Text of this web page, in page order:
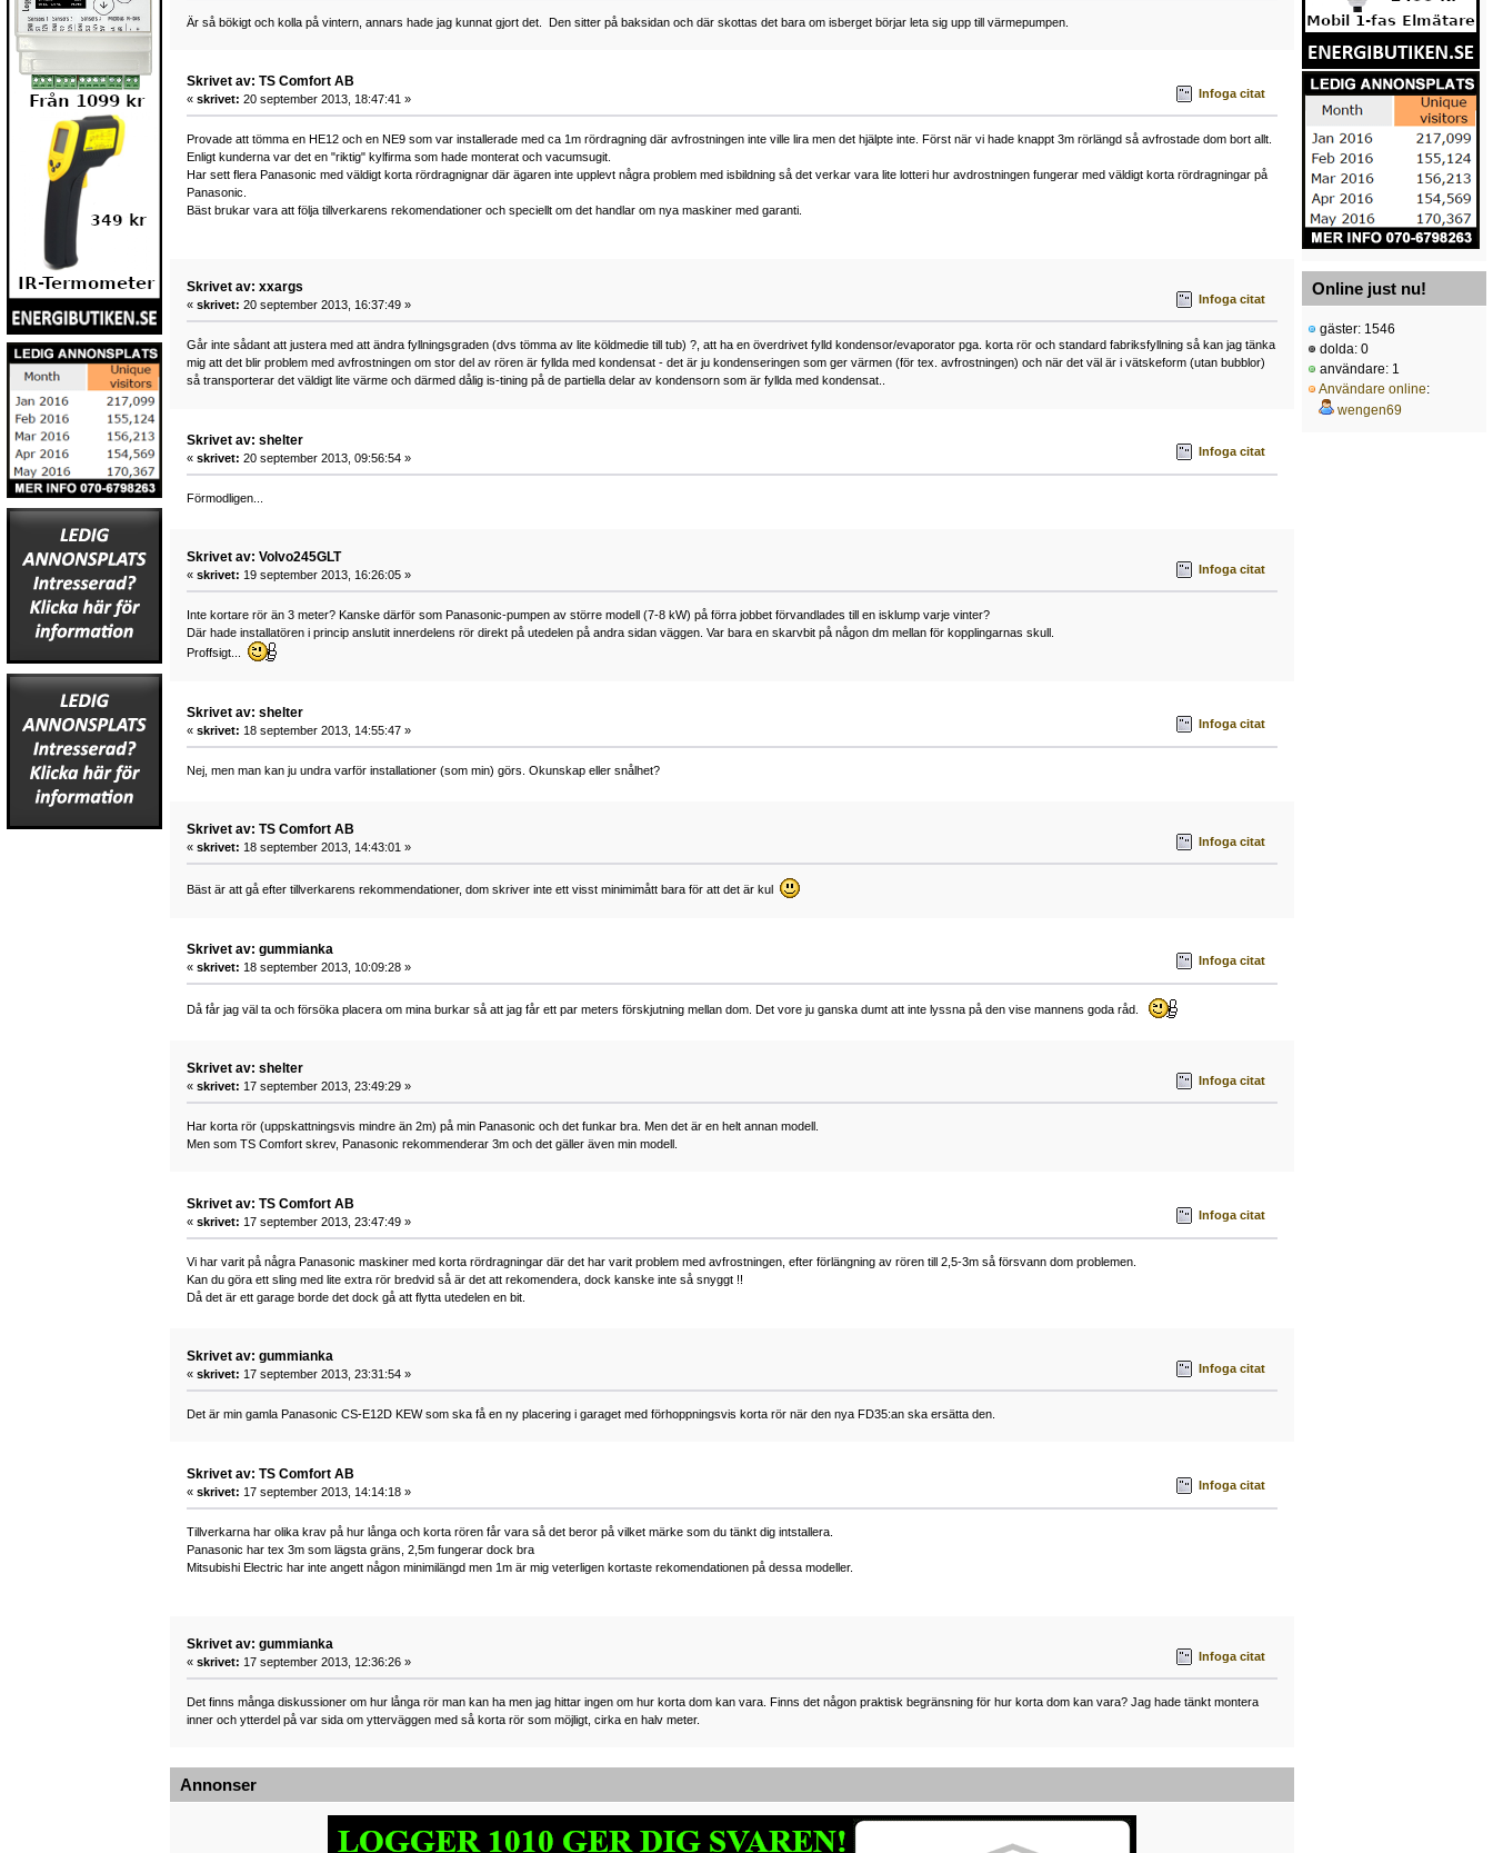
Är så bökigt och kolla på vintern, annars hade jag kunnat gjort det. Den sitter på baksidan och där skottas det bara om isberget börjar leta sig upp till värmepumpen.
Skrivet av: TS Comfort AB
« skrivet: 20 september 2013, 18:47:41 » Infoga citat
Provade att tömma en HE12 och en NE9 som var installerade med ca 1m rördragning där avfrostningen inte ville lira men det hjälpte inte. Först när vi hade knappt 3m rörlängd så avfrostade dom bort allt.
Enligt kunderna var det en "riktig" kylfirma som hade monterat och vacumsugit.
Har sett flera Panasonic med väldigt korta rördragnignar där ägaren inte upplevt några problem med isbildning så det verkar vara lite lotteri hur avdrostningen fungerar med väldigt korta rördragningar på
Panasonic.
Bäst brukar vara att följa tillverkarens rekomendationer och speciellt om det handlar om nya maskiner med garanti.
Skrivet av: xxargs
« skrivet: 20 september 2013, 16:37:49 » Infoga citat
Går inte sådant att justera med att ändra fyllningsgraden (dvs tömma av lite köldmedie till tub) ?, att ha en överdrivet fylld kondensor/evaporator pga. korta rör och standard fabriksfyllning så kan jag tänka
mig att det blir problem med avfrostningen om stor del av rören är fyllda med kondensat - det är ju kondenseringen som ger värmen (för tex. avfrostningen) och när det väl är i vätskeform (utan bubblor)
så transporterar det väldigt lite värme och därmed dålig is-tining på de partiella delar av kondensorn som är fyllda med kondensat..
Skrivet av: shelter
« skrivet: 20 september 2013, 09:56:54 » Infoga citat
Förmodligen...
Skrivet av: Volvo245GLT
« skrivet: 19 september 2013, 16:26:05 » Infoga citat
Inte kortare rör än 3 meter? Kanske därför som Panasonic-pumpen av större modell (7-8 kW) på förra jobbet förvandlades till en isklump varje vinter?
Där hade installatören i princip anslutit innerdelens rör direkt på utedelen på andra sidan väggen. Var bara en skarvbit på någon dm mellan för kopplingarnas skull.
Proffsigt...
Skrivet av: shelter
« skrivet: 18 september 2013, 14:55:47 » Infoga citat
Nej, men man kan ju undra varför installationer (som min) görs. Okunskap eller snålhet?
Skrivet av: TS Comfort AB
« skrivet: 18 september 2013, 14:43:01 » Infoga citat
Bäst är att gå efter tillverkarens rekommendationer, dom skriver inte ett visst minimimått bara för att det är kul
Skrivet av: gummianka
« skrivet: 18 september 2013, 10:09:28 » Infoga citat
Då får jag väl ta och försöka placera om mina burkar så att jag får ett par meters förskjutning mellan dom. Det vore ju ganska dumt att inte lyssna på den vise mannens goda råd.
Skrivet av: shelter
« skrivet: 17 september 2013, 23:49:29 » Infoga citat
Har korta rör (uppskattningsvis mindre än 2m) på min Panasonic och det funkar bra. Men det är en helt annan modell.
Men som TS Comfort skrev, Panasonic rekommenderar 3m och det gäller även min modell.
Skrivet av: TS Comfort AB
« skrivet: 17 september 2013, 23:47:49 » Infoga citat
Vi har varit på några Panasonic maskiner med korta rördragningar där det har varit problem med avfrostningen, efter förlängning av rören till 2,5-3m så försvann dom problemen.
Kan du göra ett sling med lite extra rör bredvid så är det att rekomendera, dock kanske inte så snyggt !!
Då det är ett garage borde det dock gå att flytta utedelen en bit.
Skrivet av: gummianka
« skrivet: 17 september 2013, 23:31:54 » Infoga citat
Det är min gamla Panasonic CS-E12D KEW som ska få en ny placering i garaget med förhoppningsvis korta rör när den nya FD35:an ska ersätta den.
Skrivet av: TS Comfort AB
« skrivet: 17 september 2013, 14:14:18 » Infoga citat
Tillverkarna har olika krav på hur långa och korta rören får vara så det beror på vilket märke som du tänkt dig intstallera.
Panasonic har tex 3m som lägsta gräns, 2,5m fungerar dock bra
Mitsubishi Electric har inte angett någon minimilängd men 1m är mig veterligen kortaste rekomendationen på dessa modeller.
Skrivet av: gummianka
« skrivet: 17 september 2013, 12:36:26 » Infoga citat
Det finns många diskussioner om hur långa rör man kan ha men jag hittar ingen om hur korta dom kan vara. Finns det någon praktisk begränsning för hur korta dom kan vara? Jag hade tänkt montera
inner och ytterdel på var sida om ytterväggen med så korta rör som möjligt, cirka en halv meter.
Annonser
Online just nu!
gäster: 1546
dolda: 0
användare: 1
Användare online:
wengen69